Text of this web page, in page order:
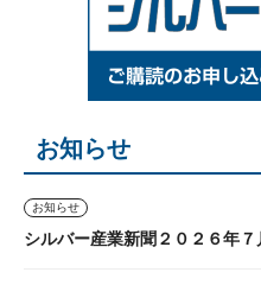
お知らせ
お知らせ
シルバー産業新聞２０２６年７